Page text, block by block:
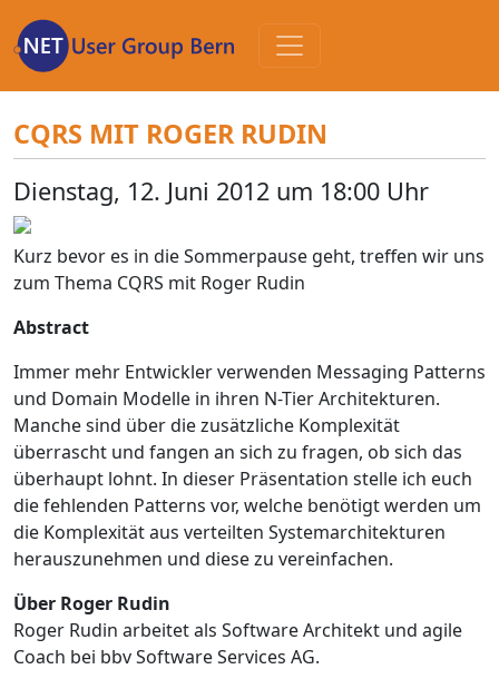
Inhalt
CQRS MIT ROGER RUDIN
Dienstag, 12. Juni 2012 um 18:00 Uhr
Kurz bevor es in die Sommerpause geht, treffen wir uns
zum Thema CQRS mit Roger Rudin
Abstract
Immer mehr Entwickler verwenden Messaging Patterns
und Domain Modelle in ihren N-Tier Architekturen.
Manche sind über die zusätzliche Komplexität
überrascht und fangen an sich zu fragen, ob sich das
überhaupt lohnt. In dieser Präsentation stelle ich euch
die fehlenden Patterns vor, welche benötigt werden um
die Komplexität aus verteilten Systemarchitekturen
herauszunehmen und diese zu vereinfachen.
Über Roger Rudin
Roger Rudin arbeitet als Software Architekt und agile
Coach bei bbv Software Services AG.